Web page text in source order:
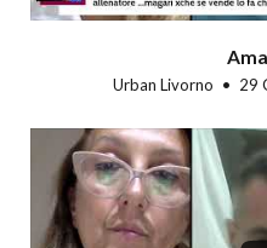
Urban Livorno 29